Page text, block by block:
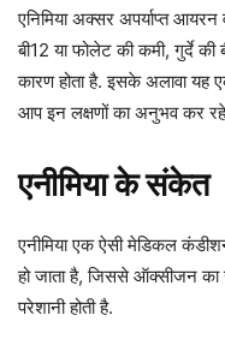
एनिमिया अक्सर अपर्याप्त
बी12 या फोलेट की कमी, गुर्दे
कारण होता है. इसके अलावा
आप इन लक्षणों का अनुभव कर रहे
एनीमिया के संकेत
एनीमिया एक ऐसी मेडिकल
हो जाता है, जिससे ऑक्सीजन
परेशानी होती है.